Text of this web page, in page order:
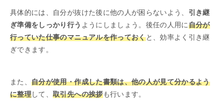
具体的には、自分が抜けた後に他の人が困らないよう、 引き継
ぎ準備をしっかり行う ようにしましょう。後任の人用に自分が
行っていた仕事のマニュアルを作っておくと、効率よく引き継
ぎできます。
また、自分が使用・作成した書類は、他の人が見て分かるよう
に整理して、取引先への挨拶も行います。